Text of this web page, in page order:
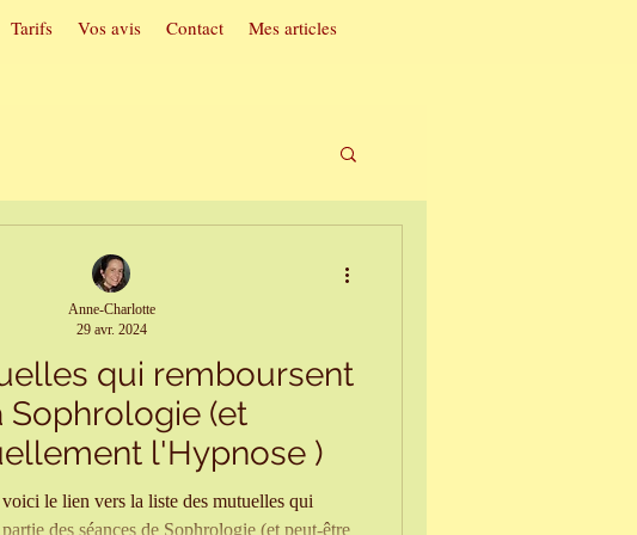
Tarifs Vos avis Contact Mes articles
et acouphènes
tabac
en soi
qui remboursent
Sophrologie (et
l'Hypnose )
le lien vers la liste des mutuelles qui
des séances de Sophrologie (et peut-être
Anne-Charlotte
29 avr. 2024